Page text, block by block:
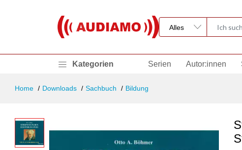
Kategorien Serien Autor:innen
Home Downloads Sachbuch Bildung